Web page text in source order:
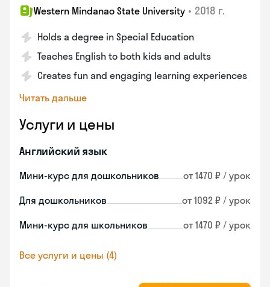
Western Mindanao State University • 2018 г.
Holds a degree in Special Education
Teaches English to both kids and adults
Creates fun and engaging learning experiences
Читать дальше
Услуги и цены
Английский язык
Мини-курс для дошкольников от 1470 ₽ / урок
Для дошкольников от 1092 ₽ / урок
Мини-курс для школьников от 1470 ₽ / урок
Все услуги и цены (4)